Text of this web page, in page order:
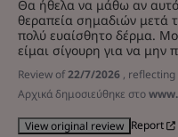
Θα ήθελα να μάθω αν αυτό
θεραπεία σημαδιών μετά
πολύ ευαίσθητο δέρμα.
είμαι σίγουρη για να
Review of22/7/2026 ,
Αρχικά δημοσιεύθηκε στο
View original review Report